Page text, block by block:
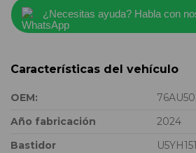
¿Necesitas ayuda? Habla con
Características del vehículo
OEM:
Año fabricación
2024
Bastidor